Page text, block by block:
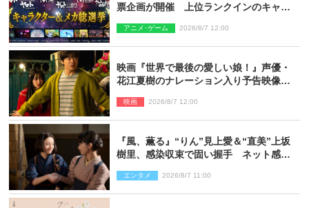
票企画が開催 上位ランクインのキャラ
を制作
アニメ･ゲーム 2026/8/7 12:00
映画『世界で最後の愛しい娘！』声優・
花江夏樹のナレーション入り予告映像解
い！」
映画 2026/8/7 12:00
『風、薫る』“りん”見上愛＆“直美”上坂
樹里、感染収束で固い握手 ネット感動
エンタメ 2026/8/7 11:00